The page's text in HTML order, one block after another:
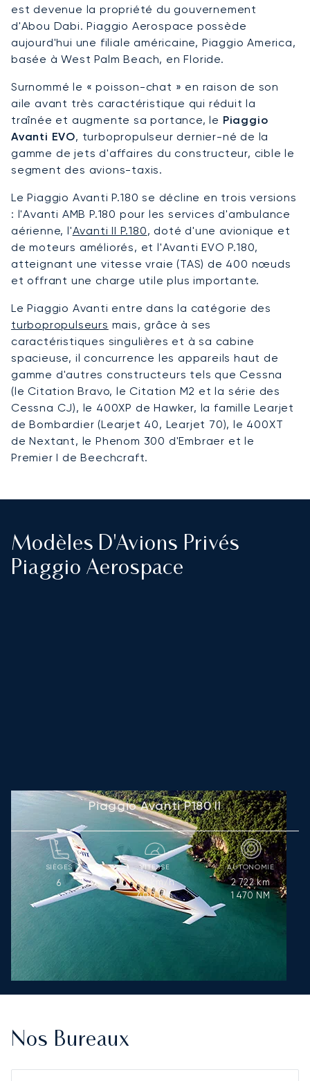
est devenue la propriété du gouvernement
d'Abou Dabi. Piaggio Aerospace possède
aujourd'hui une filiale américaine, Piaggio America,
basée à West Palm Beach, en Floride.
Surnommé le « poisson-chat » en raison de son
aile avant très caractéristique qui réduit la
traînée et augmente sa portance, le Piaggio
Avanti EVO, turbopropulseur dernier-né de la
gamme de jets d'affaires du constructeur, cible le
segment des avions-taxis.
Le Piaggio Avanti P.180 se décline en trois versions
: l'Avanti AMB P.180 pour les services d'ambulance
aérienne, l'Avanti II P.180, doté d'une avionique et
de moteurs améliorés, et l'Avanti EVO P.180,
atteignant une vitesse vraie (TAS) de 400 nœuds
et offrant une charge utile plus importante.
Le Piaggio Avanti entre dans la catégorie des
turbopropulseurs mais, grâce à ses
caractéristiques singulières et à sa cabine
spacieuse, il concurrence les appareils haut de
gamme d'autres constructeurs tels que Cessna
(le Citation Bravo, le Citation M2 et la série des
Cessna CJ), le 400XP de Hawker, la famille Learjet
de Bombardier (Learjet 40, Learjet 70), le 400XT
de Nextant, le Phenom 300 d'Embraer et le
Premier I de Beechcraft.
Modèles D'Avions Privés
Piaggio Aerospace
Piaggio Avanti P180 II
SIÈGES
6
VITESSE
741
km/h
400kts
AUTONOMIE
2 722km
1 470 NM
Nos Bureaux